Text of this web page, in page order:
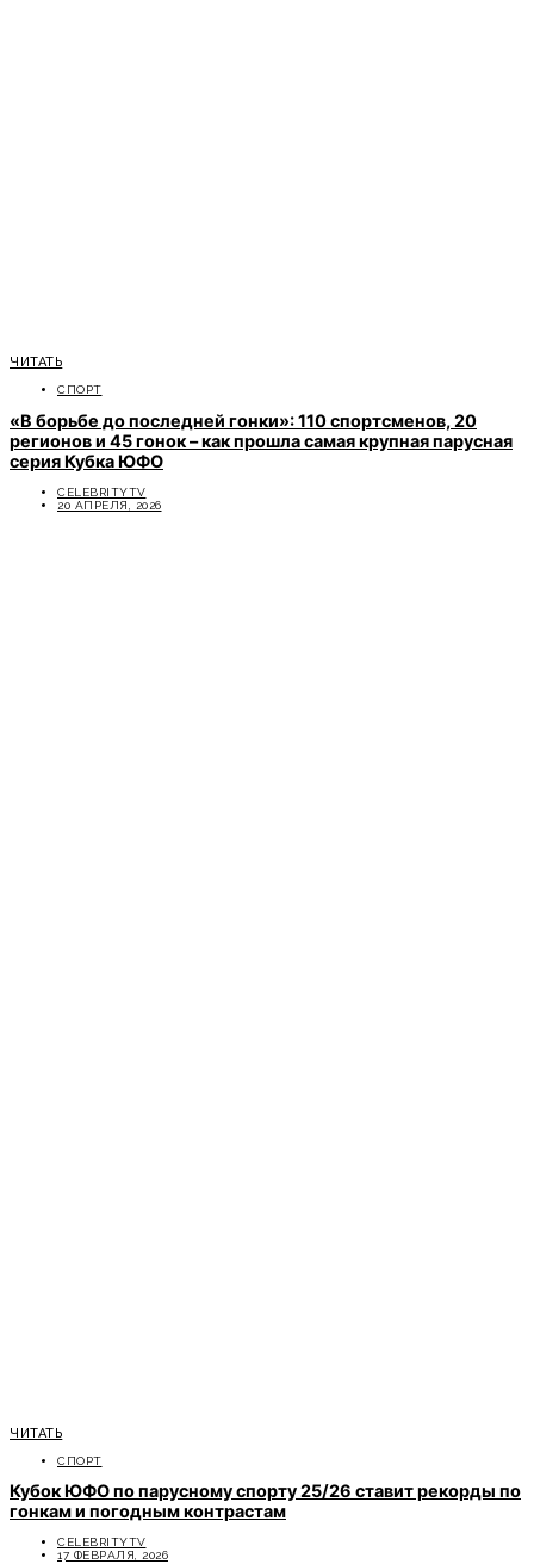
ЧИТАТЬ
СПОРТ
«В борьбе до последней гонки»: 110 спортсменов, 20
регионов и 45 гонок – как прошла самая крупная парусная
серия Кубка ЮФО
CELEBRITYTV
20 АПРЕЛЯ, 2026
ЧИТАТЬ
СПОРТ
Кубок ЮФО по парусному спорту 25/26 ставит рекорды по
гонкам и погодным контрастам
CELEBRITYTV
17 ФЕВРАЛЯ, 2026